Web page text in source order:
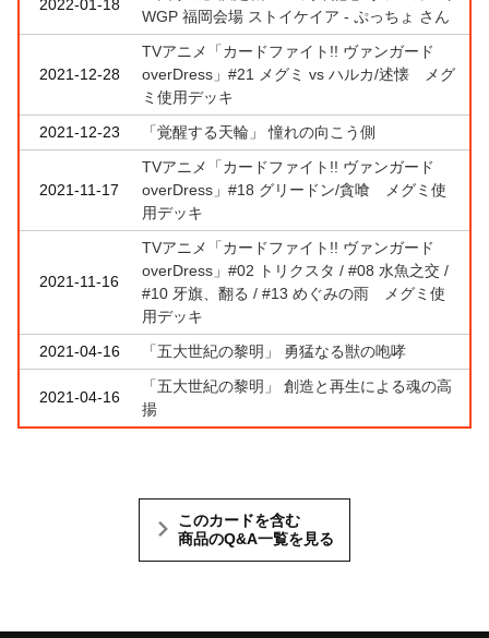
2022-01-18
WGP 福岡会場 ストイケイア - ぷっちょ さん
2021-12-28
TVアニメ「カードファイト!! ヴァンガード
overDress」#21 メグミ vs ハルカ/述懐 メグ
ミ使用デッキ
2021-12-23
「覚醒する天輪」 憧れの向こう側
2021-11-17
TVアニメ「カードファイト!! ヴァンガード
overDress」#18 グリードン/貪喰 メグミ使
用デッキ
2021-11-16
TVアニメ「カードファイト!! ヴァンガード
overDress」#02 トリクスタ / #08 水魚之交 /
#10 牙旗、翻る / #13 めぐみの雨 メグミ使
用デッキ
2021-04-16
「五大世紀の黎明」 勇猛なる獣の咆哮
2021-04-16
「五大世紀の黎明」 創造と再生による魂の高
揚
このカードを含む
商品のQ&A一覧を見る